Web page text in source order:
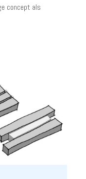
concept als